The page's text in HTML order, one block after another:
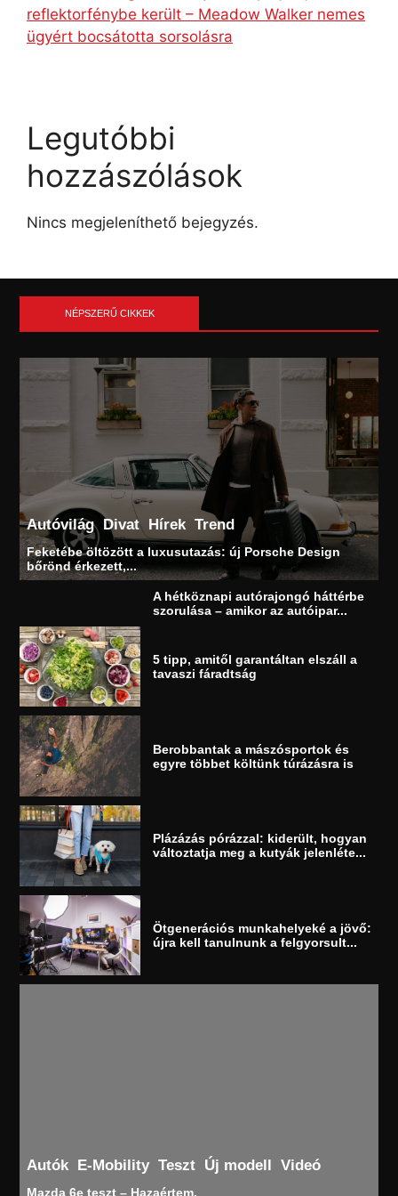
reflektorfénybe került – Meadow Walker nemes
ügyért bocsátotta sorsolásra
Legutóbbi
hozzászólások
Nincs megjeleníthető bejegyzés.
NÉPSZERŰ CIKKEK
Autóvilág Divat Hírek Trend
Feketébe öltözött a luxusutazás: új Porsche Design
bőrönd érkezett,...
A hétköznapi autórajongó háttérbe
szorulása – amikor az autóipar...
5 tipp, amitől garantáltan elszáll a
tavaszi fáradtság
Berobbantak a mászósportok és
egyre többet költünk túrázásra is
Plázázás pórázzal: kiderült, hogyan
változtatja meg a kutyák jelenléte...
Ötgenerációs munkahelyeké a jövő:
újra kell tanulnunk a felgyorsult...
Autók E-Mobility Teszt Új modell Videó
Mazda 6e teszt – Hazaértem.